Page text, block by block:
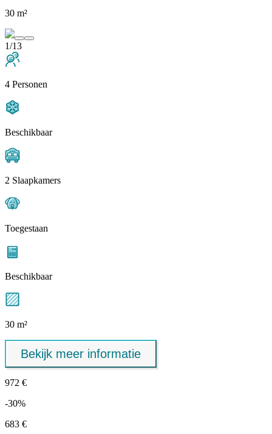
30 m²
1/13
4 Personen
Beschikbaar
2 Slaapkamers
Toegestaan
Beschikbaar
30 m²
Bekijk meer informatie
972 €
-30%
683 €